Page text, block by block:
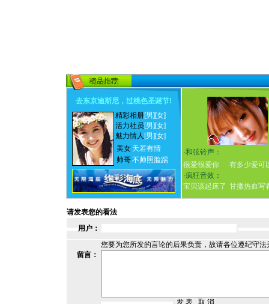
去东京迪斯尼，过桃色圣诞节!
精彩相册[男] [女]
活力社员 [男] [女]
魅力情人 [男] [女]
美女 天若有情
帅哥不帅照脸踢
·和弦铃声：
很爱很爱你
有多少爱可
·疯狂音效：
宝贝该起床了 甘撒热血写
请发表您的看法
用户：
您要为您所发的言论的后果负责，故请各位遵纪守
留言：